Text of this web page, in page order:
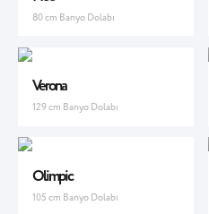
80 cm Banyo Dolabı
Verona
129 cm Banyo Dolabı
Olimpic
105 cm Banyo Dolabı